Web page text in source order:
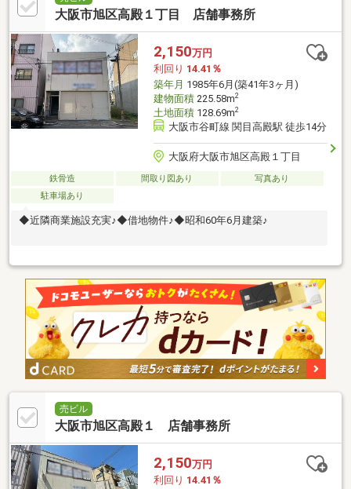
大阪市旭区高殿１丁目 店舗事務所
2,150万円
利回り 14.41％
築年月 1985年6月(築41年3ヶ月)
建物面積225.58m2
土地面積128.69m2
大阪市谷町線 関目高殿駅 徒歩14分
大阪府大阪市旭区高殿１丁目
鉄骨造 間取り図あり
写真あり
駐車場あり
◆近隣商業施設充実♪◆借地物件♪◆昭和60年6月建築♪
売ビル
大阪市旭区高殿１ 店舗事務所
2,150万円
利回り 14.41％